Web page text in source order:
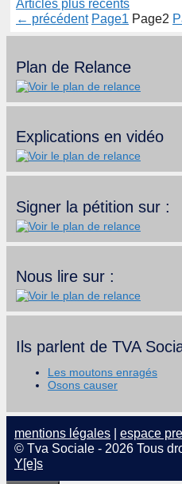
Articles plus récents
← précédent Page1 Page2
Plan de Relance
Explications en vidéo
Signer la pétition sur :
Nous lire sur :
Ils parlent de TVA
Les moutons enragés
Osons causer
mentions légales
espace
© Tva Sociale - 2026 Tous
Y[e]s